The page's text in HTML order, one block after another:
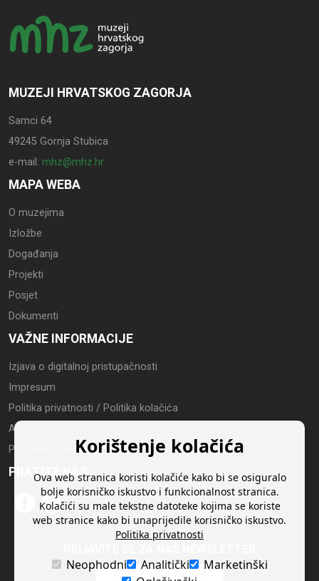
MUZEJI HRVATSKOG ZAGORJA
Samci 64
49245 Gornja Stubica
e-mail: mhz@mhz.hr
MAPA WEBA
O muzejima
Izložbe
Događanja
Projekti
Posjet
Dokumenti
VAŽNE INFORMACIJE
Izjava o digitalnoj pristupačnosti
Impresum
Politika privatnosti / Politika kolačića
Arhiva web stranice
Postavke kolačića
PRATITE NAS
Korištenje kolačića
Ova web stranica koristi kolačiće kako bi se osiguralo
bolje korisničko iskustvo i funkcionalnost stranica.
Kolačići su male tekstne datoteke kojima se koriste
web stranice kako bi unaprijedile korisničko iskustvo.
Politika privatnosti
Neophodni Analitički
Marketinški